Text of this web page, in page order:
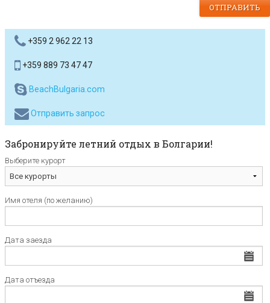
+359 2 962 22 13
+359 889 73 47 47
BeachBulgaria.com
Отправить запрос
Забронируйте летний отдых в Болгарии!
Выберите курорт
Имя отеля (по желанию)
Дата заезда
Дата отъезда